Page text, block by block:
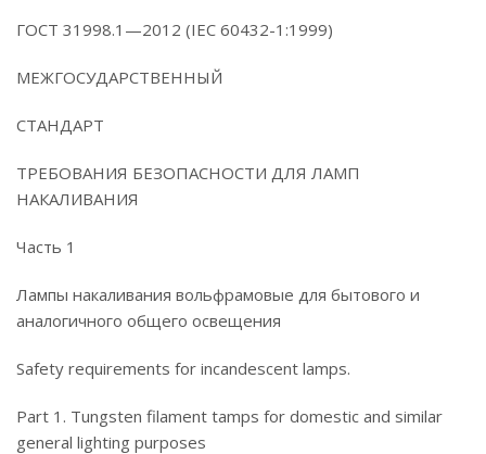
ГОСТ 31998.1—2012 (IEC 60432-1:1999)
МЕЖГОСУДАРСТВЕННЫЙ
СТАНДАРТ
ТРЕБОВАНИЯ БЕЗОПАСНОСТИ ДЛЯ ЛАМП
НАКАЛИВАНИЯ
Часть 1
Лампы накаливания вольфрамовые для бытового и
аналогичного общего освещения
Safety requirements for incandescent lamps.
Part 1. Tungsten filament tamps for domestic and similar
general lighting purposes